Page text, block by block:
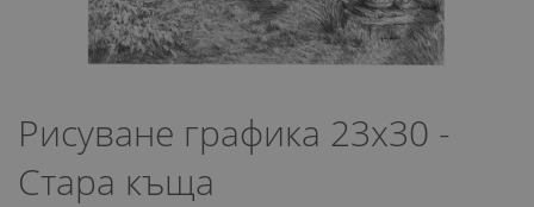
Рисуване графика 23х30 -
Стара къща
към
началото
на
галерия